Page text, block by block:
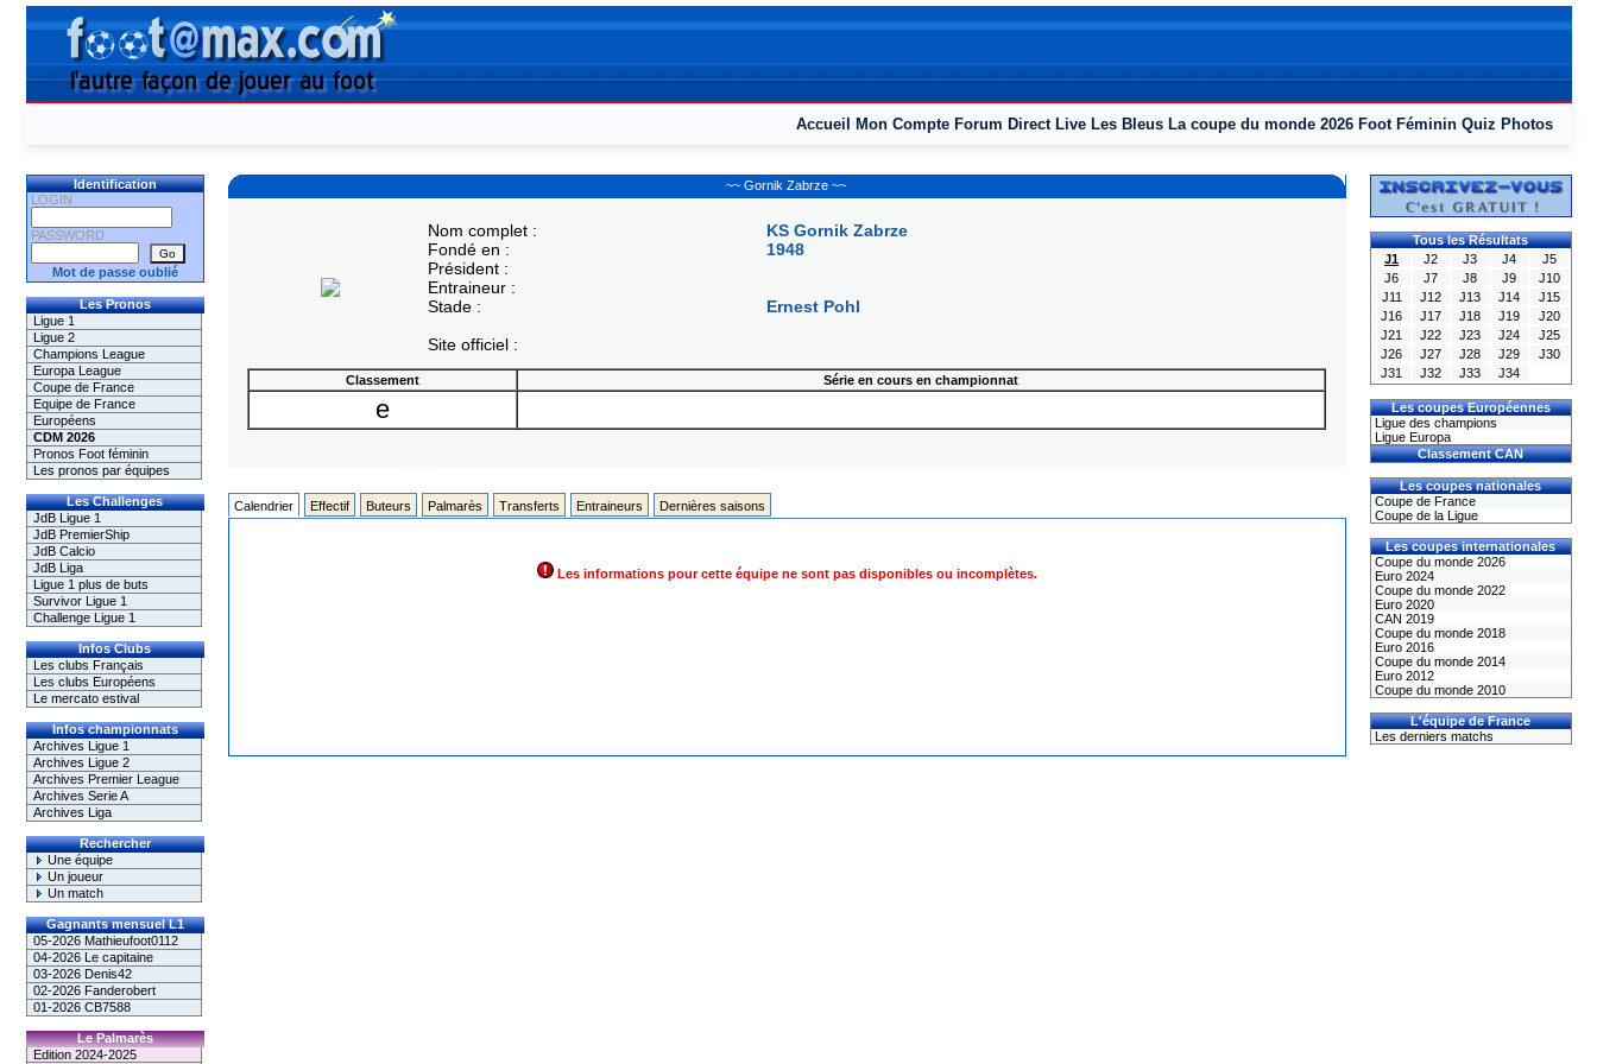
Accueil Mon Compte Forum Direct Live Les Bleus La coupe du monde 2026 Foot Féminin Quiz Photos
Identification
LOGIN
PASSWORD
Mot de passe oublié
Les Pronos
Ligue 1
Ligue 2
Champions League
Europa League
Coupe de France
Equipe de France
Européens
CDM 2026
Pronos Foot féminin
Les pronos par équipes
Les Challenges
JdB Ligue 1
JdB PremierShip
JdB Calcio
JdB Liga
Ligue 1 plus de buts
Survivor Ligue 1
Challenge Ligue 1
Infos Clubs
Les clubs Français
Les clubs Européens
Le mercato estival
Infos championnats
Archives Ligue 1
Archives Ligue 2
Archives Premier League
Archives Serie A
Archives Liga
Rechercher
Une équipe
Un joueur
Un match
Gagnants mensuel L1
05-2026 Mathieufoot0112
04-2026 Le capitaine
03-2026 Denis42
02-2026 Fanderobert
01-2026 CB7588
Le Palmarès
Edition 2024-2025
~~ Gornik Zabrze ~~
Nom complet :
Fondé en :
Président :
Entraineur :
Stade :
Site officiel :
KS Gornik Zabrze
1948
Ernest Pohl
Classement Série en cours en championnat
e
Calendrier Effectif Buteurs Palmarès Transferts Entraineurs Dernières saisons
Les informations pour cette équipe ne sont pas disponibles ou incomplètes.
Tous les Résultats
J1
J2 J3 J4
J5
J6
J7 J8 J9
J10
J11
J12 J13 J14
J15
J16
J17 J18 J19
J20
J21
J22 J23 J24
J25
J26
J27 J28 J29
J30
J31
J32 J33 J34
Les coupes Européennes
Ligue des champions
Ligue Europa
Classement CAN
Les coupes nationales
Coupe de France
Coupe de la Ligue
Les coupes internationales
Coupe du monde 2026
Euro 2024
Coupe du monde 2022
Euro 2020
CAN 2019
Coupe du monde 2018
Euro 2016
Coupe du monde 2014
Euro 2012
Coupe du monde 2010
L'équipe de France
Les derniers matchs